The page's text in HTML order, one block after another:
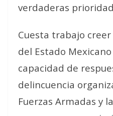
verdaderas
Cuesta trabajo
del Estado
capacidad de
delincuencia
Fuerzas Armadas y